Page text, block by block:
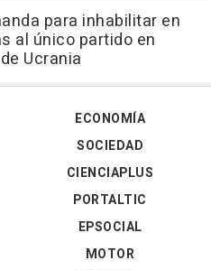
para inhabilitar en
al único partido en
Ucrania
ECONOMÍA
SOCIEDAD
CIENCIAPLUS
PORTALTIC
EPSOCIAL
MOTOR